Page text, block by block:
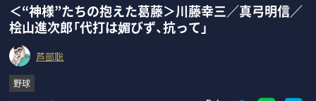
＜“神様”たちの抱えた葛藤＞川藤幸三／真弓明信／
桧山進次郎「代打は媚びず、抗って」
芦部聡
野球